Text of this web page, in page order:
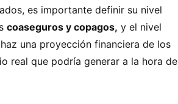
es importante definir su nivel
coaseguros y copagos, y el nivel
una proyección financiera de los
real que podría generar a la hora de